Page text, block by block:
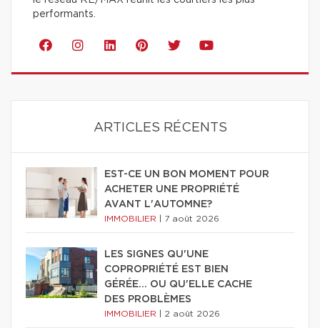
performants.
ARTICLES RÉCENTS
EST-CE UN BON MOMENT POUR
ACHETER UNE PROPRIÉTÉ
AVANT L'AUTOMNE?
IMMOBILIER 7 août 2026
LES SIGNES QU'UNE
COPROPRIÉTÉ EST BIEN
GÉRÉE… OU QU'ELLE CACHE
DES PROBLÈMES
IMMOBILIER 2 août 2026